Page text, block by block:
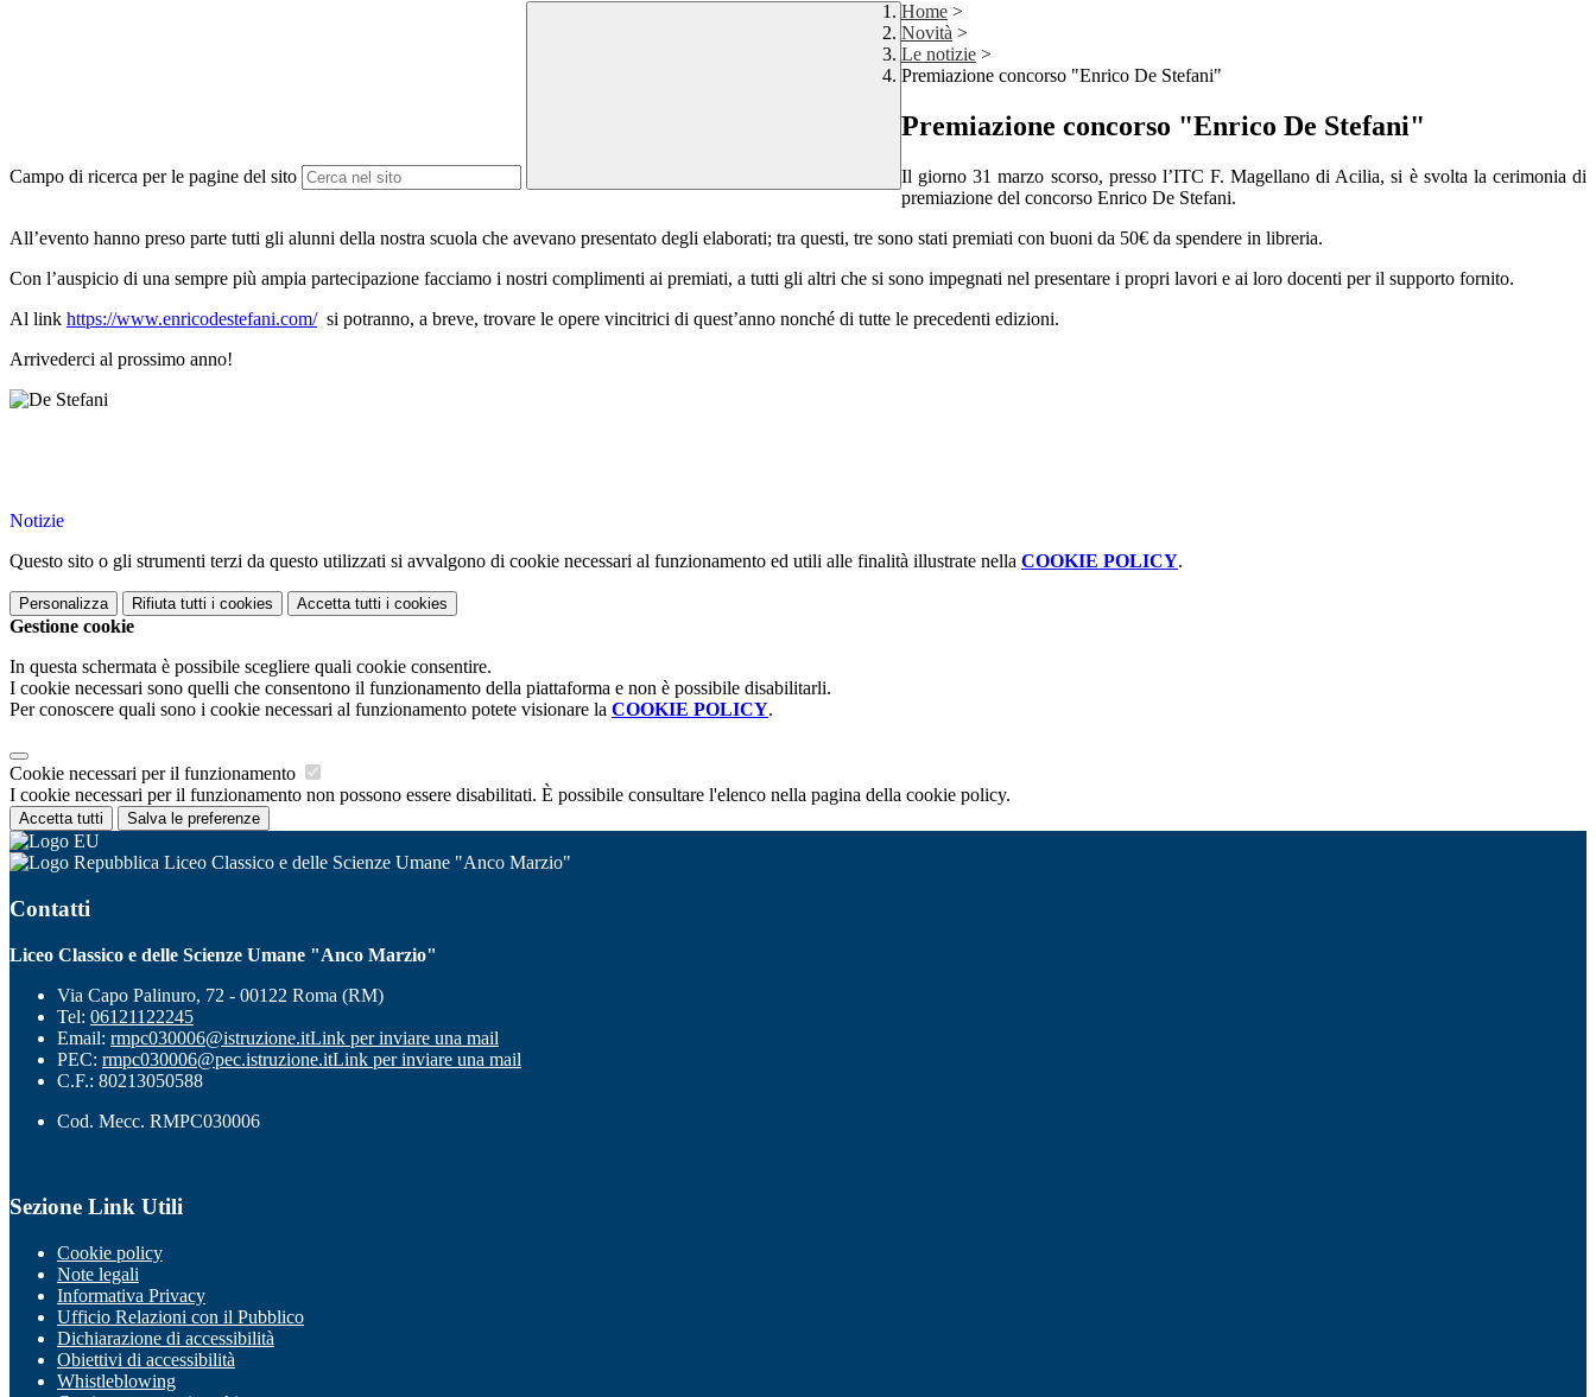
Campo di ricerca per le pagine del sito
Home >
Novità >
Le notizie >
Premiazione concorso "Enrico De Stefani"
Premiazione concorso "Enrico De Stefani"
Il giorno 31 marzo scorso, presso l’ITC F. Magellano di Acilia, si è svolta la cerimonia di
premiazione del concorso Enrico De Stefani.
All’evento hanno preso parte tutti gli alunni della nostra scuola che avevano presentato degli elaborati; tra questi, tre sono stati premiati con buoni da 50€ da spendere in libreria.
Con l’auspicio di una sempre più ampia partecipazione facciamo i nostri complimenti ai premiati, a tutti gli altri che si sono impegnati nel presentare i propri lavori e ai loro docenti per il supporto fornito.
Al link https://www.enricodestefani.com/si potranno, a breve, trovare le opere vincitrici di quest’anno nonché di tutte le precedenti edizioni.
Arrivederci al prossimo anno!
Notizie
Questo sito o gli strumenti terzi da questo utilizzati si avvalgono di cookie necessari al funzionamento ed utili alle finalità illustrate nella COOKIE POLICY.
Personalizza Rifiuta tutti i cookies Accetta tutti i cookies
Gestione cookie
In questa schermata è possibile scegliere quali cookie consentire.
I cookie necessari sono quelli che consentono il funzionamento della piattaforma e non è possibile disabilitarli.
Per conoscere quali sono i cookie necessari al funzionamento potete visionare la COOKIE POLICY.
Cookie necessari per il funzionamento
I cookie necessari per il funzionamento non possono essere disabilitati. È possibile consultare l'elenco nella pagina della cookie policy.
Accetta tutti Salva le preferenze
Liceo Classico e delle Scienze Umane "Anco Marzio"
Contatti
Liceo Classico e delle Scienze Umane "Anco Marzio"
Via Capo Palinuro, 72 - 00122 Roma (RM)
Tel: 06121122245
Email: rmpc030006@istruzione.itLink per inviare una mail
PEC: rmpc030006@pec.istruzione.itLink per inviare una mail
C.F.: 80213050588
Cod. Mecc. RMPC030006
Sezione Link Utili
Cookie policy
Note legali
Informativa Privacy
Ufficio Relazioni con il Pubblico
Dichiarazione di accessibilità
Obiettivi di accessibilità
Whistleblowing